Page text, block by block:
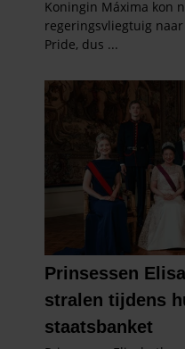
verzameld op basis van
gaat akkoord met onze